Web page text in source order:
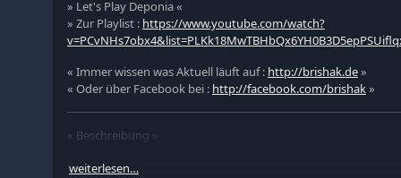
» Let's Play Deponia «
» Zur Playlist : https://www.youtube.com/watch?
« Immer wissen was Aktuell läuft auf : http://brishak.de»
« Oder über Facebook bei : http://facebook.com/brishak»
« Beschreibung »
In Deponia schlüpft man in die Rolle des selbstverliebten und
weiterlesen…